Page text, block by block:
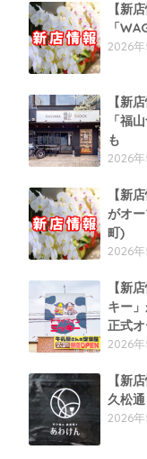
【新
「
2026
【新
「福
も
2026
【新
がオ
町)
2026
【新
キー
正式オ
2026
【新
久松
2026